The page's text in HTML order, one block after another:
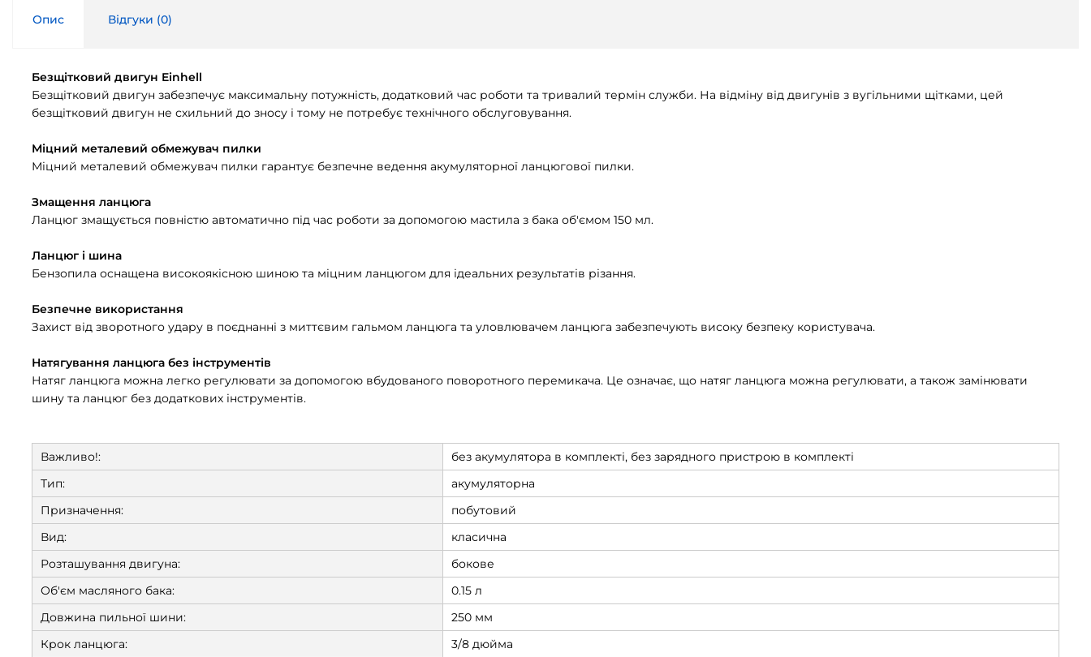
Опис Відгуки (0)
Безщітковий двигун Einhell
Безщітковий двигун забезпечує максимальну потужність, додатковий час роботи та тривалий термін служби. На відміну від двигунів з вугільними щітками, цей
безщітковий двигун не схильний до зносу і тому не потребує технічного обслуговування.
Міцний металевий обмежувач пилки
Міцний металевий обмежувач пилки гарантує безпечне ведення акумуляторної ланцюгової пилки.
Змащення ланцюга
Ланцюг змащується повністю автоматично під час роботи за допомогою мастила з бака об'ємом 150 мл.
Ланцюг і шина
Бензопила оснащена високоякісною шиною та міцним ланцюгом для ідеальних результатів різання.
Безпечне використання
Захист від зворотного удару в поєднанні з миттєвим гальмом ланцюга та уловлювачем ланцюга забезпечують високу безпеку користувача.
Натягування ланцюга без інструментів
Натяг ланцюга можна легко регулювати за допомогою вбудованого поворотного перемикача. Це означає, що натяг ланцюга можна регулювати, а також замінювати
шину та ланцюг без додаткових інструментів.
Важливо!:
без акумулятора в комплекті, без зарядного пристрою в комплекті
Тип:
акумуляторна
Призначення:
побутовий
Вид:
класична
Розташування двигуна:
бокове
Об'єм масляного бака:
0.15 л
Довжина пильної шини:
250 мм
Крок ланцюга:
3/8 дюйма